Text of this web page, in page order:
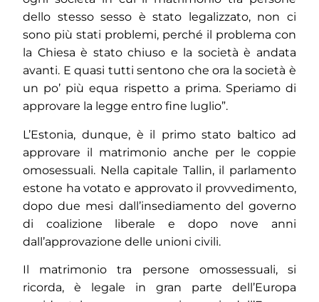
dello stesso sesso è stato legalizzato, non ci
sono più stati problemi, perché il problema con
la Chiesa è stato chiuso e la società è andata
avanti. E quasi tutti sentono che ora la società è
un po’ più equa rispetto a prima. Speriamo di
approvare la legge entro fine luglio”.
L’Estonia, dunque, è il primo stato baltico ad
approvare il matrimonio anche per le coppie
omosessuali. Nella capitale Tallin, il parlamento
estone ha votato e approvato il provvedimento,
dopo due mesi dall’insediamento del governo
di coalizione liberale e dopo nove anni
dall’approvazione delle unioni civili.
Il matrimonio tra persone omossessuali, si
ricorda, è legale in gran parte dell’Europa